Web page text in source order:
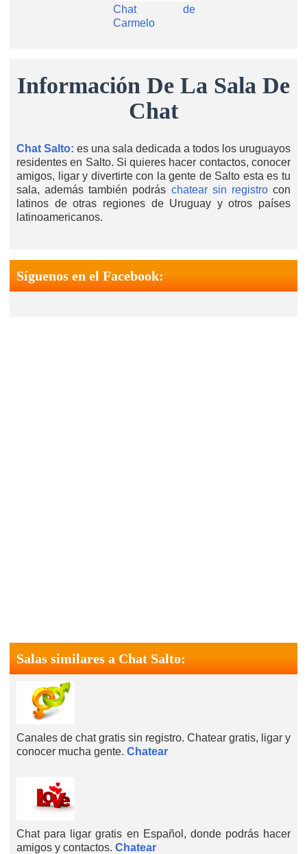
Chat de
Carmelo
Información De La Sala De
Chat
Chat Salto: es una sala dedicada a todos los uruguayos
residentes en Salto. Si quieres hacer contactos, conocer
amigos, ligar y divertirte con la gente de Salto esta es tu
sala, además también podrás chatear sin registrocon
latinos de otras regiones de Uruguay y otros países
latinoamericanos.
Síguenos en el Facebook:
Salas similares a Chat Salto:
Canales de chat gratis sin registro. Chatear gratis, ligar y
conocer mucha gente. Chatear
Chat para ligar gratis en Español, donde podrás hacer
amigos y contactos. Chatear